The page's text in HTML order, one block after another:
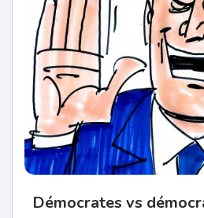
Démocrates vs